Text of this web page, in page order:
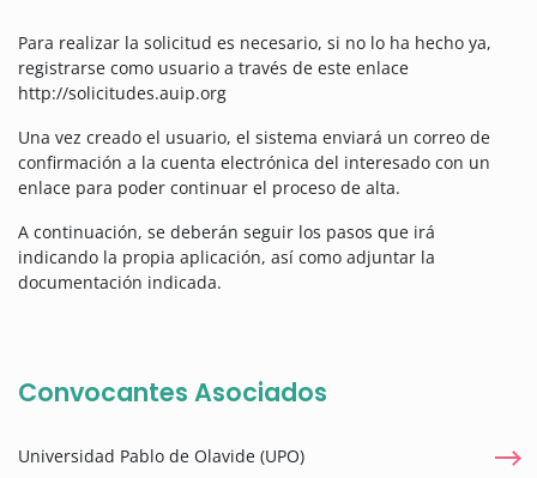
Para realizar la solicitud es necesario, si no lo ha hecho ya,
registrarse como usuario a través de este enlace
http://solicitudes.auip.org
Una vez creado el usuario, el sistema enviará un correo de
confirmación a la cuenta electrónica del interesado con un
enlace para poder continuar el proceso de alta.
A continuación, se deberán seguir los pasos que irá
indicando la propia aplicación, así como adjuntar la
documentación indicada.
Convocantes Asociados
Universidad Pablo de Olavide (UPO)